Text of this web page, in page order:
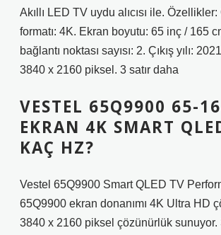
Akıllı LED TV uydu alıcısı ile.
formatı: 4K. Ekran boyutu: 65 inç / 165
bağlantı noktası sayısı: 2. Çıkış yılı:
3840 x 2160 piksel. 3 satır daha
VESTEL 65Q9900 65-
EKRAN 4K SMART
KAÇ HZ?
Vestel 65Q9900 Smart QLED TV
65Q9900 ekran donanımı 4K Ultra HD
3840 x 2160 piksel çözünürlük sunuyor.